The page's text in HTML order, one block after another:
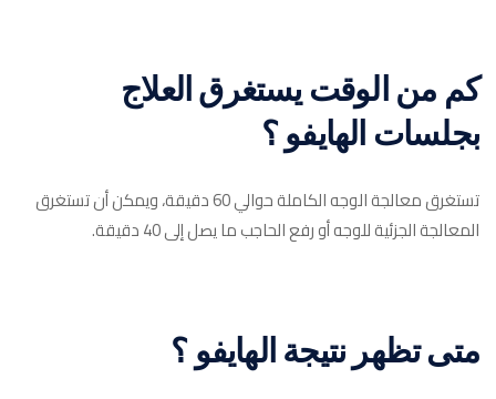
كم من الوقت يستغرق العلاج
بجلسات الهايفو ؟
تستغرق معالجة الوجه الكاملة حوالي 60 دقيقة، ويمكن أن تستغرق
المعالجة الجزئية للوجه أو رفع الحاجب ما يصل إلى 40 دقيقة.
متى تظهر نتيجة الهايفو ؟